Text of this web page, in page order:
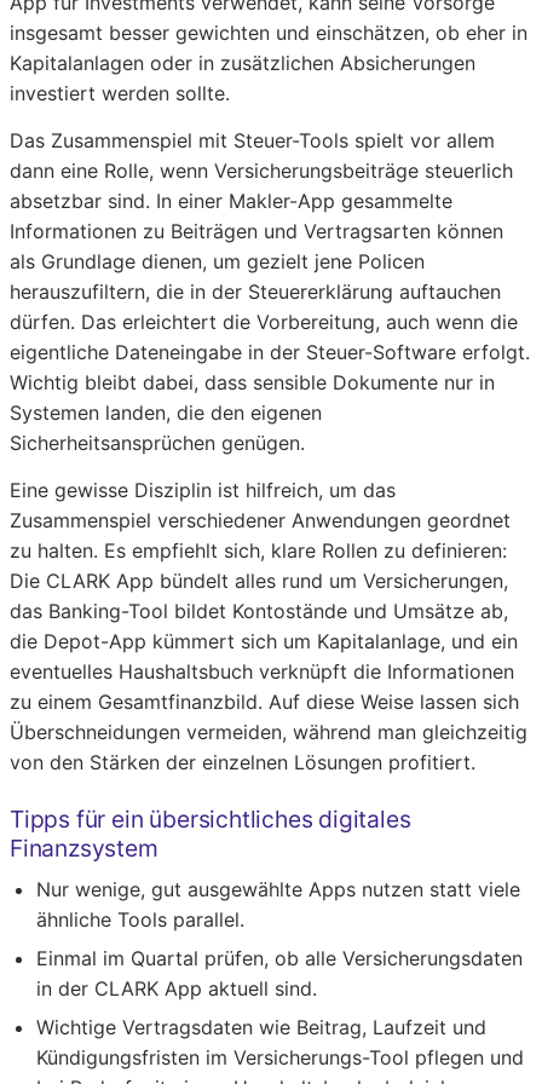
insgesamt besser gewichten und einschätzen, ob eher in
Kapitalanlagen oder in zusätzlichen Absicherungen
investiert werden sollte.
Das Zusammenspiel mit Steuer-Tools spielt vor allem
dann eine Rolle, wenn Versicherungsbeiträge steuerlich
absetzbar sind. In einer Makler-App gesammelte
Informationen zu Beiträgen und Vertragsarten können
als Grundlage dienen, um gezielt jene Policen
herauszufiltern, die in der Steuererklärung auftauchen
dürfen. Das erleichtert die Vorbereitung, auch wenn die
eigentliche Dateneingabe in der Steuer-Software erfolgt.
Wichtig bleibt dabei, dass sensible Dokumente nur in
Systemen landen, die den eigenen
Sicherheitsansprüchen genügen.
Eine gewisse Disziplin ist hilfreich, um das
Zusammenspiel verschiedener Anwendungen geordnet
zu halten. Es empfiehlt sich, klare Rollen zu definieren:
Die CLARK App bündelt alles rund um Versicherungen,
das Banking-Tool bildet Kontostände und Umsätze ab,
die Depot-App kümmert sich um Kapitalanlage, und ein
eventuelles Haushaltsbuch verknüpft die Informationen
zu einem Gesamtfinanzbild. Auf diese Weise lassen sich
Überschneidungen vermeiden, während man gleichzeitig
von den Stärken der einzelnen Lösungen profitiert.
Tipps für ein übersichtliches digitales
Finanzsystem
Nur wenige, gut ausgewählte Apps nutzen statt viele
ähnliche Tools parallel.
Einmal im Quartal prüfen, ob alle Versicherungsdaten
in der CLARK App aktuell sind.
Wichtige Vertragsdaten wie Beitrag, Laufzeit und
Kündigungsfristen im Versicherungs-Tool pflegen und